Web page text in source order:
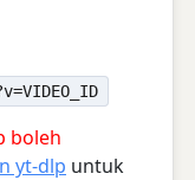
boleh
yt-dlp untuk